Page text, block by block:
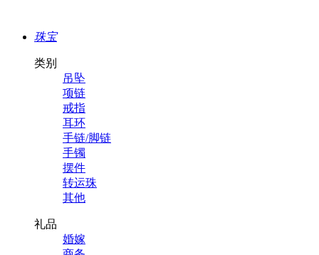
珠宝
类别
吊坠
项链
戒指
耳环
手链/脚链
手镯
摆件
转运珠
其他
礼品
婚嫁